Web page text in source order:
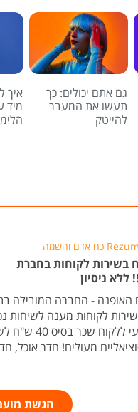
גם אתם יכולים: כך
תעשו את המעבר
להייטק
איך
מיד
בשירות לקוחות בחברת
ללא ניסיון
האופנה - החברה המובילה
שירות לקוחות מענה לשיחות
ומתן שירות מקצועי
מעולים! חדר אוכל,
הגשת